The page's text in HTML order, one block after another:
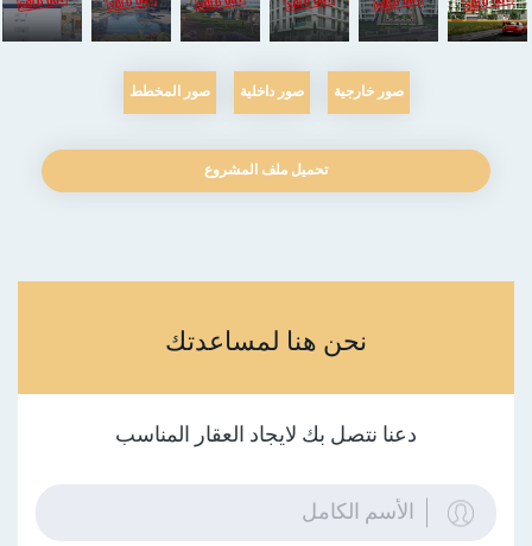
صور خارجية صور داخلية صور المخطط
تحميل ملف المشروع
نحن هنا لمساعدتك
دعنا نتصل بك لايجاد العقار المناسب